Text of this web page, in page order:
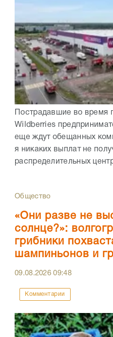
Пострадавшие во время
Wildberries
еще ждут обещанных
я никаких выплат не
распределительных
Общество
«Они разве не
солнце?»:
грибники
шампиньонов и
09.08.202609:48
Комментарии